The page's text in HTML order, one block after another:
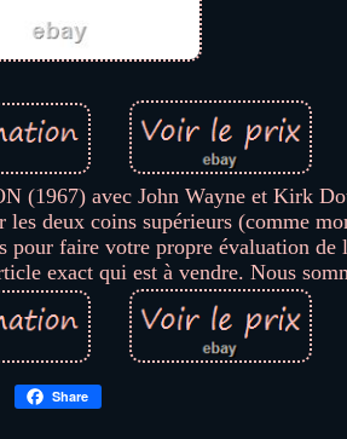
(1967) avec John Wayne et Kirk
deux coins supérieurs (comme
pour faire votre propre évaluation de
exact qui est à vendre. Nous
Share